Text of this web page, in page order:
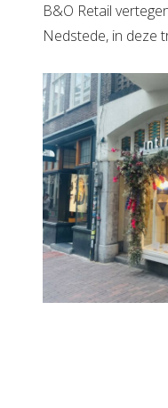
B&O Retail
Nedstede, in deze